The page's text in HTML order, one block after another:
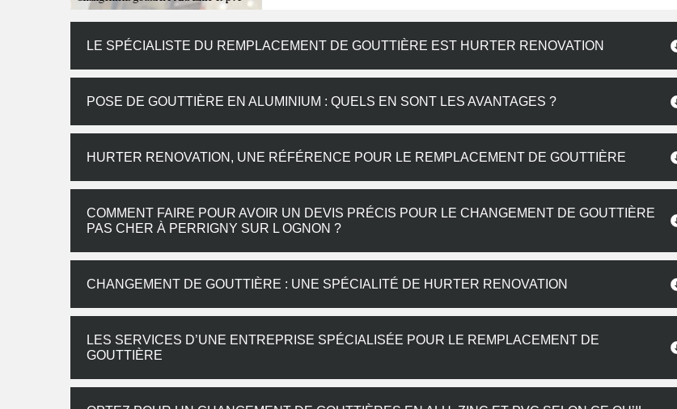
LE SPÉCIALISTE DU REMPLACEMENT DE GOUTTIÈRE EST HURTER RENOVATION
POSE DE GOUTTIÈRE EN ALUMINIUM : QUELS EN SONT LES AVANTAGES ?
HURTER RENOVATION, UNE RÉFÉRENCE POUR LE REMPLACEMENT DE GOUTTIÈRE
COMMENT FAIRE POUR AVOIR UN DEVIS PRÉCIS POUR LE CHANGEMENT DE GOUTTIÈRE
PAS CHER À PERRIGNY SUR L OGNON ?
CHANGEMENT DE GOUTTIÈRE : UNE SPÉCIALITÉ DE HURTER RENOVATION
LES SERVICES D’UNE ENTREPRISE SPÉCIALISÉE POUR LE REMPLACEMENT DE
GOUTTIÈRE